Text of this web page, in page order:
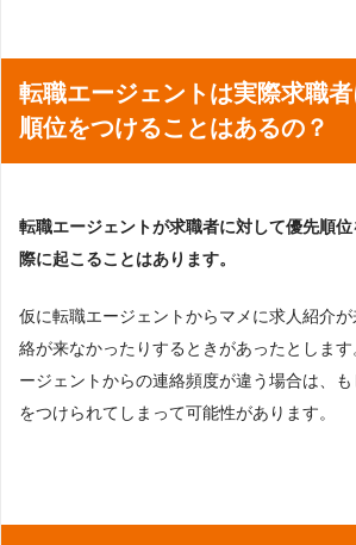
転職エージェントは実際求職
順位をつけることはあるの？
転職エージェントが求職者に対して優先順
際に起こることはあります。
仮に転職エージェントからマメに求人紹介
絡が来なかったりするときがあったとしま
ージェントからの連絡頻度が違う場合は、
をつけられてしまって可能性があります。